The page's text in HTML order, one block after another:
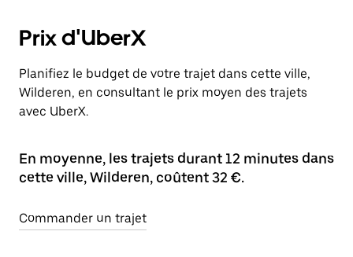
Prix d'UberX
Planifiez le budget de votre trajet dans cette ville,
Wilderen, en consultant le prix moyen des trajets
avec UberX.
En moyenne, les trajets durant 12 minutes dans
cette ville, Wilderen, coûtent 32 €.
Commander un trajet